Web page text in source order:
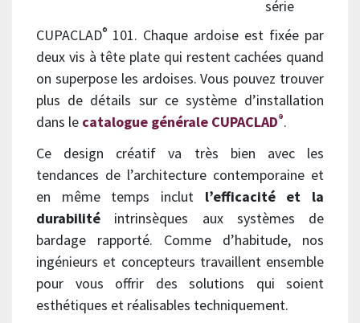
série
CUPACLAD® 101. Chaque ardoise est fixée par
deux vis à tête plate qui restent cachées quand
on superpose les ardoises. Vous pouvez trouver
plus de détails sur ce système d’installation
dans le catalogue générale CUPACLAD®.
Ce design créatif va très bien avec les
tendances de l’architecture contemporaine et
en même temps inclut l’efficacité et la
durabilité intrinsèques aux systèmes de
bardage rapporté. Comme d’habitude, nos
ingénieurs et concepteurs travaillent ensemble
pour vous offrir des solutions qui soient
esthétiques et réalisables techniquement.